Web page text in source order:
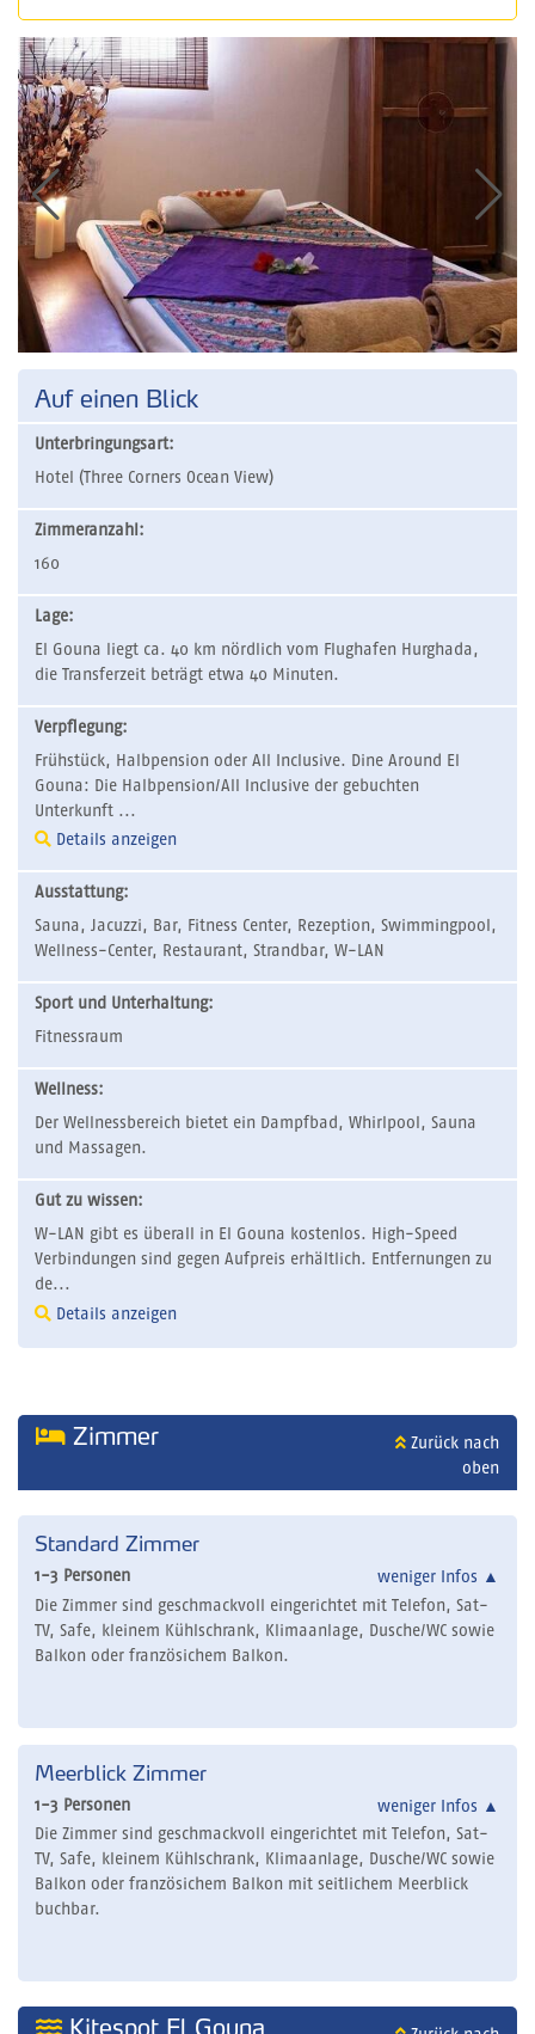
Auf einen Blick
Unterbringungsart:
Hotel (Three Corners Ocean View)
Zimmeranzahl:
160
Lage:
El Gouna liegt ca. 40 km nördlich vom Flughafen Hurghada,
die Transferzeit beträgt etwa 40 Minuten.
Verpflegung:
Frühstück, Halbpension oder All Inclusive. Dine Around El
Gouna: Die Halbpension/All Inclusive der gebuchten
Unterkunft ...
Details anzeigen
Ausstattung:
Sauna, Jacuzzi, Bar, Fitness Center, Rezeption, Swimmingpool,
Wellness-Center, Restaurant, Strandbar, W-LAN
Sport und Unterhaltung:
Fitnessraum
Wellness:
Der Wellnessbereich bietet ein Dampfbad, Whirlpool, Sauna
und Massagen.
Gut zu wissen:
W-LAN gibt es überall in El Gouna kostenlos. High-Speed
Verbindungen sind gegen Aufpreis erhältlich. Entfernungen zu
de...
Details anzeigen
Zimmer
Zurück nach
oben
Standard Zimmer
1-3 Personen weniger Infos ▲
Die Zimmer sind geschmackvoll eingerichtet mit Telefon, Sat-
TV, Safe, kleinem Kühlschrank, Klimaanlage, Dusche/WC sowie
Balkon oder französichem Balkon.
Meerblick Zimmer
1-3 Personen weniger Infos ▲
Die Zimmer sind geschmackvoll eingerichtet mit Telefon, Sat-
TV, Safe, kleinem Kühlschrank, Klimaanlage, Dusche/WC sowie
Balkon oder französichem Balkon mit seitlichem Meerblick
buchbar.
Kitespot El Gouna